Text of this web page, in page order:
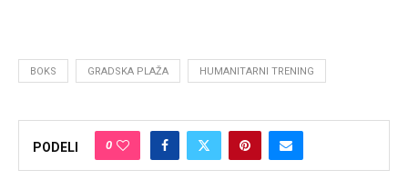
BOKS GRADSKA PLAŽA HUMANITARNI TRENING
PODELI 0